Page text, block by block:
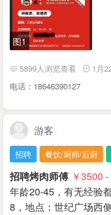
图1
5899人浏览查看 1月
电话：18646390127
游客
招聘 餐饮/厨师/后厨
招聘烤肉师傅 ￥3500
年龄20-45，有无经验
8，地点：世纪广场西